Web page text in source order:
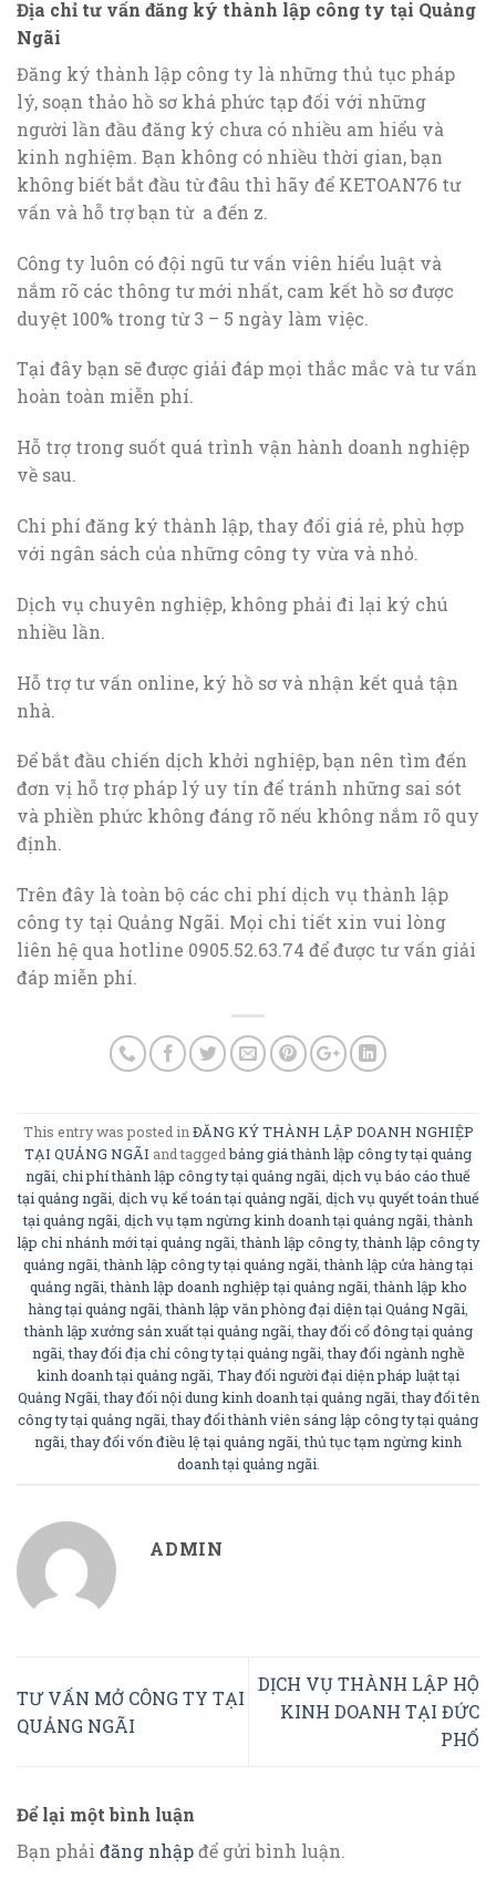
Địa chỉ tư vấn đăng ký thành lập công ty tại Quảng
Ngãi
Đăng ký thành lập công ty là những thủ tục pháp
lý, soạn thảo hồ sơ khá phức tạp đối với những
người lần đầu đăng ký chưa có nhiều am hiểu và
kinh nghiệm. Bạn không có nhiều thời gian, bạn
không biết bắt đầu từ đâu thì hãy để KETOAN76 tư
vấn và hỗ trợ bạn từ a đến z.
Công ty luôn có đội ngũ tư vấn viên hiểu luật và
nắm rõ các thông tư mới nhất, cam kết hồ sơ được
duyệt 100% trong từ 3 – 5 ngày làm việc.
Tại đây bạn sẽ được giải đáp mọi thắc mắc và tư vấn
hoàn toàn miễn phí.
Hỗ trợ trong suốt quá trình vận hành doanh nghiệp
về sau.
Chi phí đăng ký thành lập, thay đổi giá rẻ, phù hợp
với ngân sách của những công ty vừa và nhỏ.
Dịch vụ chuyên nghiệp, không phải đi lại ký chú
nhiều lần.
Hỗ trợ tư vấn online, ký hồ sơ và nhận kết quả tận
nhà.
Để bắt đầu chiến dịch khởi nghiệp, bạn nên tìm đến
đơn vị hỗ trợ pháp lý uy tín để tránh những sai sót
và phiền phức không đáng rõ nếu không nắm rõ quy
định.
Trên đây là toàn bộ các chi phí dịch vụ thành lập
công ty tại Quảng Ngãi. Mọi chi tiết xin vui lòng
liên hệ qua hotline 0905.52.63.74 để được tư vấn giải
đáp miễn phí.
This entry was posted inĐĂNG KÝ THÀNH LẬP DOANH NGHIỆP
TẠI QUẢNG NGÃI and taggedbảng giá thành lập công ty tại quảng
ngãi, chi phí thành lập công ty tại quảng ngãi, dịch vụ báo cáo thuế
tại quảng ngãi, dịch vụ kế toán tại quảng ngãi, dịch vụ quyết toán thuế
tại quảng ngãi, dịch vụ tạm ngừng kinh doanh tại quảng ngãi,thành
lập chi nhánh mới tại quảng ngãi,thành lập công ty,thành lập công ty
quảng ngãi,thành lập công ty tại quảng ngãi,thành lập cửa hàng tại
quảng ngãi,thành lập doanh nghiệp tại quảng ngãi,thành lập kho
hàng tại quảng ngãi,thành lập văn phòng đại diện tại Quảng Ngãi,
thành lập xưởng sản xuất tại quảng ngãi,thay đổi cổ đông tại quảng
ngãi,thay đổi địa chỉ công ty tại quảng ngãi,thay đổi ngành nghề
kinh doanh tại quảng ngãi, Thay đổi người đại diện pháp luật tại
Quảng Ngãi,thay đổi nội dung kinh doanh tại quảng ngãi,thay đổi tên
công ty tại quảng ngãi,thay đổi thành viên sáng lập công ty tại quảng
ngãi,thay đổi vốn điều lệ tại quảng ngãi,thủ tục tạm ngừng kinh
doanh tại quảng ngãi.
ADMIN
TƯ VẤN MỞ CÔNG TY TẠI
QUẢNG NGÃI
DỊCH VỤ THÀNH LẬP HỘ
KINH DOANH TẠI ĐỨC
PHỔ
Để lại một bình luận
Bạn phải đăng nhậpđể gửi bình luận.